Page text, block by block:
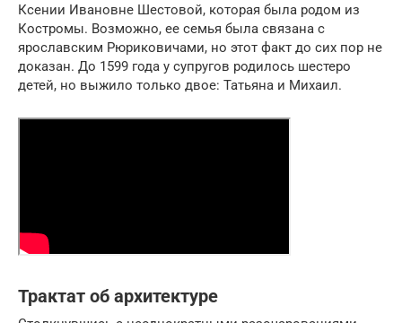
Ксении Ивановне Шестовой, которая была родом из
Костромы. Возможно, ее семья была связана с
ярославским Рюриковичами, но этот факт до сих пор не
доказан. До 1599 года у супругов родилось шестеро
детей, но выжило только двое: Татьяна и Михаил.
Трактат об архитектуре